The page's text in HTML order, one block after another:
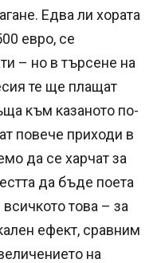
Едва ли хората
евро, се
– но в търсене на
те ще плащат
към казаното по-
повече приходи в
да се харчат за
да бъде поета
това – за
ефект, сравним
на